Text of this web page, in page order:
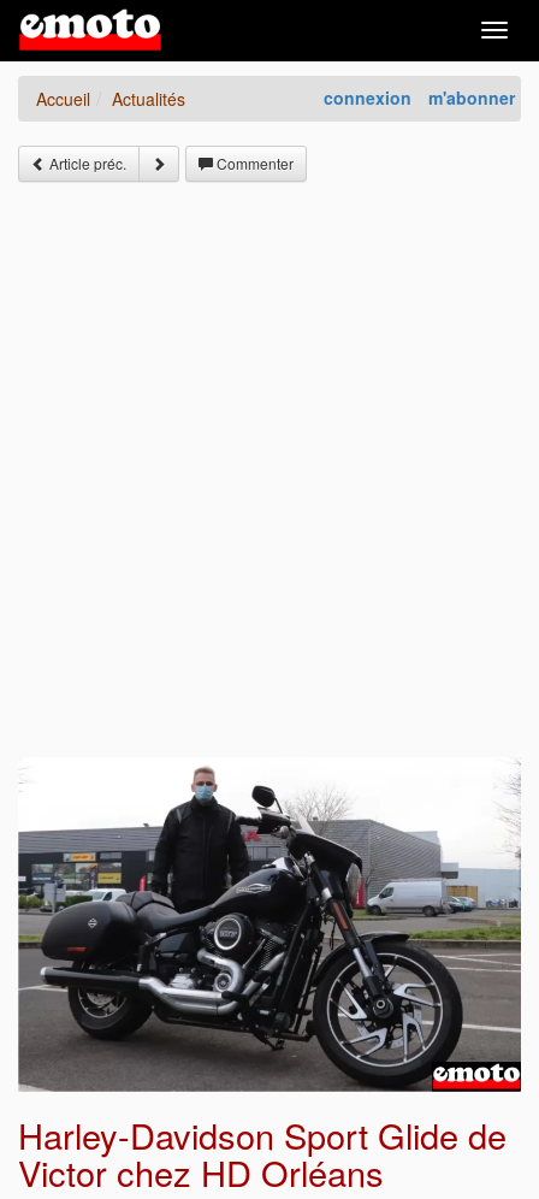
connexion m'abonner
Accueil Actualités
Article préc. Commenter
Harley-Davidson Sport Glide de
Victor chez HD Orléans